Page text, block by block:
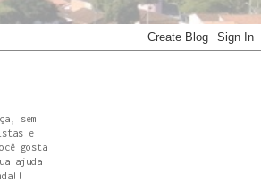
sem
e
gosta
ajuda